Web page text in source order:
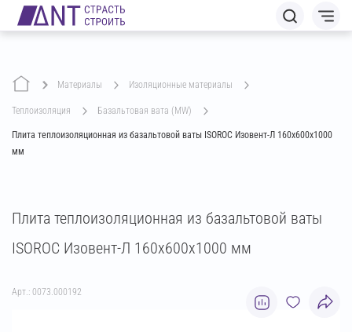
Материалы изоляционные материалы
теплоизоляция базальтовая вата (MW)
Плита теплоизоляционная из базальтовой ваты ISOROC Изовент-Л 160х600х1000
мм
Плита теплоизоляционная из базальтовой ваты
ISOROC Изовент-Л 160х600х1000 мм
Арт.: 0073.000192